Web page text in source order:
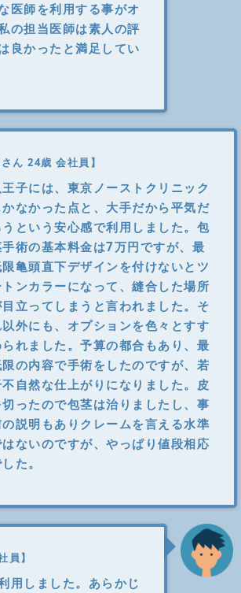
医師を利用する事がオ
の担当医師は素人の評
良かったと満足してい
さん 24歳 会社員】
王子には、東京ノーストクリニック
かなかった点と、大手だから平気だ
うという安心感で利用しました。包
手術の基本料金は7万円ですが、最
亀頭直下デザインを付けないとツ
トンカラーになって、縫合した場所
立ってしまうと言われました。そ
以外にも、オプションを色々とすす
られました。予算の都合もあり、最
限の内容で手術をしたのですが、若
不自然な仕上がりになりました。皮
切ったので包茎は治りましたし、事
の説明もありクレームを言える水準
はないのですが、やっぱり値段相応
た。
員】
用しました。あらかじ